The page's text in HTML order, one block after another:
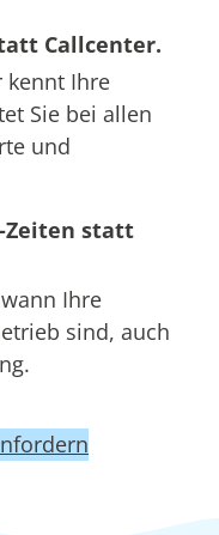
Callcenter.
kennt Ihre
Sie bei allen
und
Zeiten statt
Ihre
sind, auch